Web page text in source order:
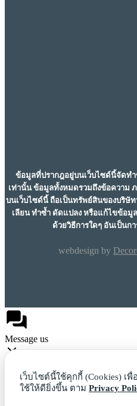
ข้อมูลที่ปรากฎอยู่บนเว็บไซด์นี้จัดท
เท่านั้น ข้อมูลทั้งหมดรวมถึงข้อความ
บนเว็บไซด์นี้ ถือเป็นทรัพย์สินของบริษัท
เลียน ทำซ้ำ ดัดแปลง หรือแก้ไขข้อมู
ด้วยวิธีการใดๆ อันเป็นก
webdesign by
Message us
เว็บไซต์นี้ใช้คุกกี้ (Cookies)
ใช้ให้ดียิ่งขึ้น ตาม Privacy